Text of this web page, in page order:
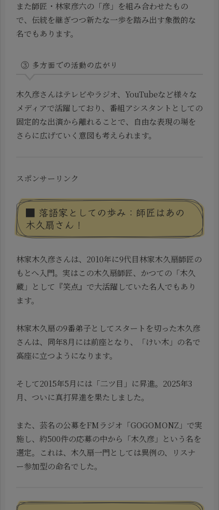
また師匠・林家彦六の「彦」を組み合わせたもの
で、伝統を継ぎつつ新たな一歩を踏み出す象徴的な
名でもあります。
③ 多方面での活動の広がり
木久彦さんはテレビやラジオ、YouTubeなど様々な
メディアで活躍しており、番組アシスタントとしての
固定的な出演から離れることで、自由な表現の場を
さらに広げていく意図も考えられます。
スポンサーリンク
■ 落語家としての歩み：師匠はあの
木久扇さん！
林家木久彦さんは、2010年に9代目林家木久扇師匠の
もとへ入門。実はこの木久扇師匠、かつての「木久
蔵」として『笑点』で大活躍していた名人でもあり
ます。
林家木久扇の9番弟子としてスタートを切った木久彦
さんは、同年8月には前座となり、「けい木」の名で
高座に立つようになります。
そして2015年5月には「二ツ目」に昇進。2025年3
月、ついに真打昇進を果たしました。
また、芸名の公募をFMラジオ「GOGOMONZ」で実
施し、約500件の応募の中から「木久彦」という名を
選定。これは、木久扇一門としては異例の、リスナ
ー参加型の命名でした。